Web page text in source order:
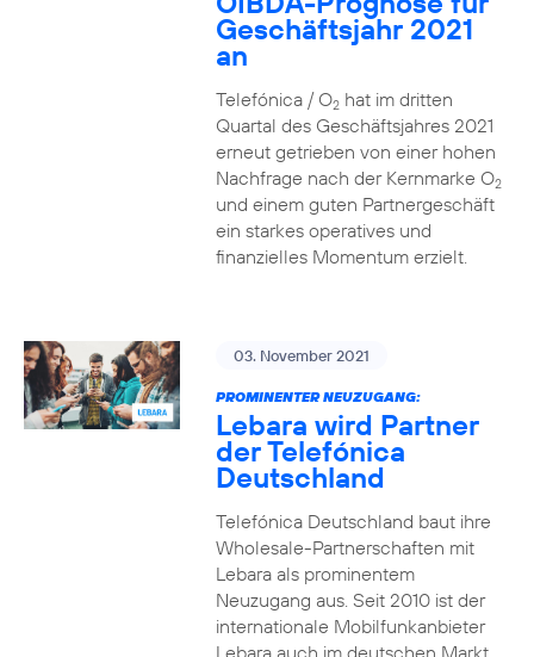
Geschäftsjahr 2021
an
Telefónica / O2hat im dritten
Quartal des Geschäftsjahres 2021
erneut getrieben von einer hohen
Nachfrage nach der Kernmarke O2
und einem guten Partnergeschäft
ein starkes operatives und
finanzielles Momentum erzielt.
03. November 2021
PROMINENTER NEUZUGANG:
Lebara wird Partner
der Telefónica
Deutschland
Telefónica Deutschland baut ihre
Wholesale-Partnerschaften mit
Lebara als prominentem
Neuzugang aus. Seit 2010 ist der
internationale Mobilfunkanbieter
Lebara auch im deutschen Markt